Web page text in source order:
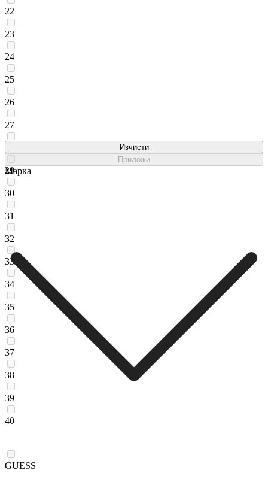
22
23
24
25
26
27
29
30
31
32
33
34
35
36
37
38
39
40
Изчисти
Приложи
Марка
GUESS